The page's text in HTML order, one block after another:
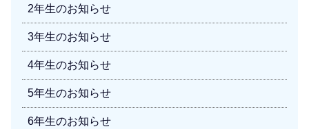
2年生のお知らせ
3年生のお知らせ
4年生のお知らせ
5年生のお知らせ
6年生のお知らせ